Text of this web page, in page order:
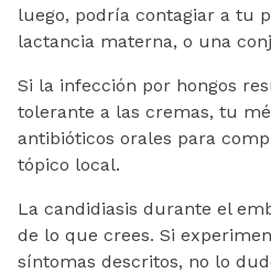
luego, podría contagiar a tu
lactancia materna, o una
Si la infección por hongos
tolerante a las cremas, tu
antibióticos orales para
tópico local.
La candidiasis durante el
de lo que crees. Si
síntomas descritos, no lo